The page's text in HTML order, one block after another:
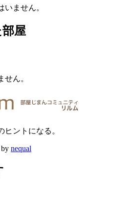
いません。
屋
ん。
ヒントになる。
nequal